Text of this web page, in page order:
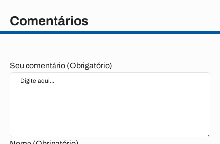
Comentários
Seu comentário (Obrigatório)